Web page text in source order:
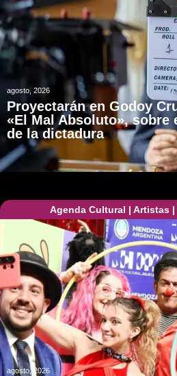
agosto, 2026
Proyectarán en Godoy
«El Mal Absoluto», sobre
de la dictadura
Agenda Cultural | Artistas |
agosto, 2026